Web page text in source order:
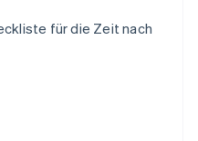
für die Zeit nach